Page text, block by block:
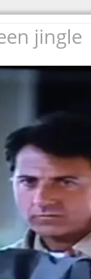
zijn de
De Tourtune
Ferry Maat 65
Ferry Maat
Jingle Awards
Jingle NIEUW
Klaas
jingle